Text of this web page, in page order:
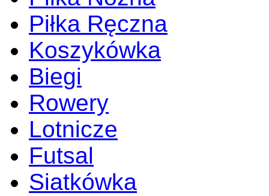
Piłka Ręczna
Koszykówka
Biegi
Rowery
Lotnicze
Futsal
Siatkówka